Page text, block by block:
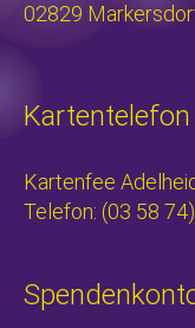
02829
Kartentelefon
Kartenfee
Telefon: (03 58